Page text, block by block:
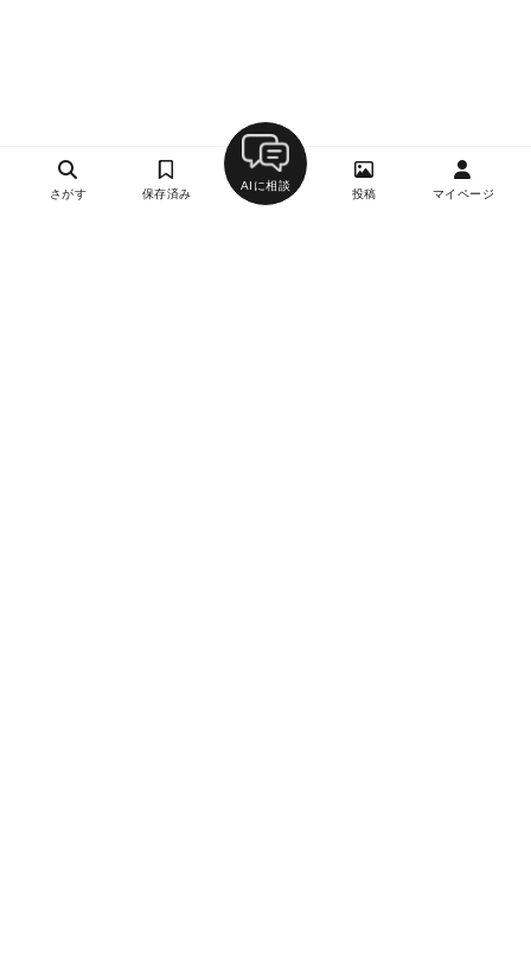
さがす 保存済み
AIに相談
投稿 マイページ